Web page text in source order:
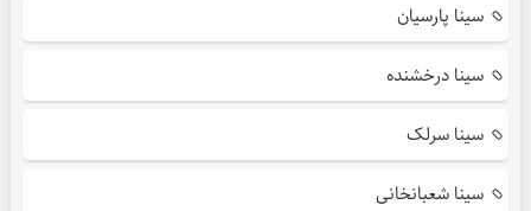
سینا پارسیان
سینا درخشنده
سینا سرلک
سینا شعبانخانی